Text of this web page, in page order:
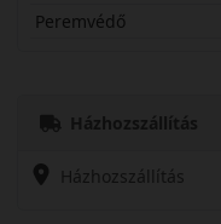
Peremvédő
Házhozszállítás
Házhozszállítás